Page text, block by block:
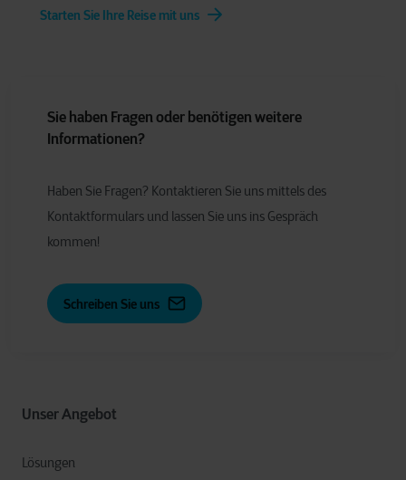
Starten Sie Ihre Reise mit uns
Unser Angebot
Lösungen
Sie haben Fragen oder benötigen weitere
Informationen?
Haben Sie Fragen? Kontaktieren Sie uns mittels des
Kontaktformulars und lassen Sie uns ins Gespräch
kommen!
Schreiben Sie uns